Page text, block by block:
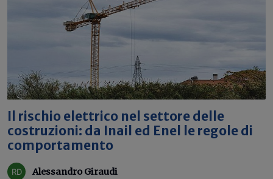
Il rischio elettrico nel settore delle
costruzioni: da Inail ed Enel le regole di
comportamento
Alessandro Giraudi